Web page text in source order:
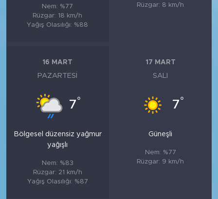
Nem: %77
Rüzgar: 18 km/h
Yağış Olasılığı: %88
Rüzgar: 8 km/h
16 MART
PAZARTESI
7°
Bölgesel düzensiz yağmur
yağışlı
Nem: %83
Rüzgar: 21 km/h
Yağış Olasılığı: %87
17 MART
SALI
7°
Güneşli
Nem: %77
Rüzgar: 9 km/h